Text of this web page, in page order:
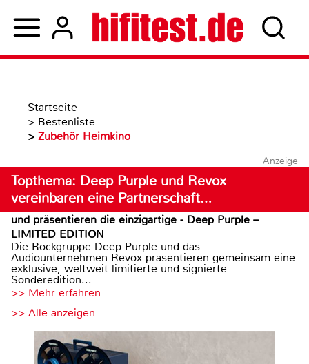
Startseite
> Bestenliste
> Zubehör Heimkino
Anzeige
Topthema: Deep Purple und Revox
vereinbaren eine Partnerschaft…
und präsentieren die einzigartige - Deep Purple –
LIMITED EDITION
Die Rockgruppe Deep Purple und das
Audiounternehmen Revox präsentieren gemeinsam eine
exklusive, weltweit limitierte und signierte
Sonderedition...
>> Mehr erfahren
>> Alle anzeigen